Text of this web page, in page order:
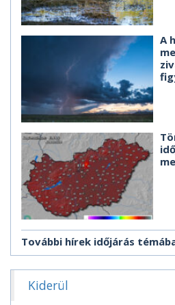
A
További hírek időjárás
Kiderül